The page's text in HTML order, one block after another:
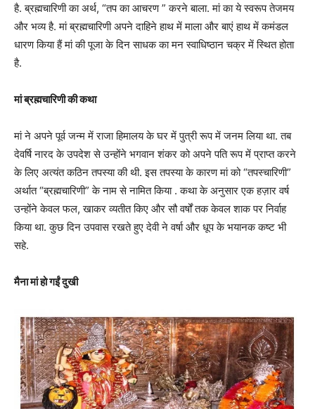
है. ब्रह्मचारिणी का अर्थ, “तप का आचरण ” करने बाला. मां का ये स्वरूप तेजमय
और भव्य है. मां ब्रह्मचारिणी अपने दाहिने हाथ में माला और बाएं हाथ में कमंडल
धारण किया हैं मां की पूजा के दिन साधक का मन स्वाधिष्ठान चक्र में स्थित होता
है.
मां ब्रह्मचारिणी की कथा
मां ने अपने पूर्व जन्म में राजा हिमालय के घर में पुत्री रूप में जनम लिया था. तब
देवर्षि नारद के उपदेश से उन्होंने भगवान शंकर को अपने पति रूप में प्राप्त करने
के लिए अत्यंत कठिन तपस्या की थी. इस तपस्या के कारण मां को “तपस्चारिणी”
अर्थात “ब्रह्मचारिणी” के नाम से नामित किया . कथा के अनुसार एक हज़ार वर्ष
उन्होंने केवल फल, खाकर व्यतीत किए और सौ वर्षों तक केवल शाक पर निर्वाह
किया था. कुछ दिन उपवास रखते हुए देवी ने वर्षा और धूप के भयानक कष्ट भी
सहे.
मैना मां हो गईं दुखी